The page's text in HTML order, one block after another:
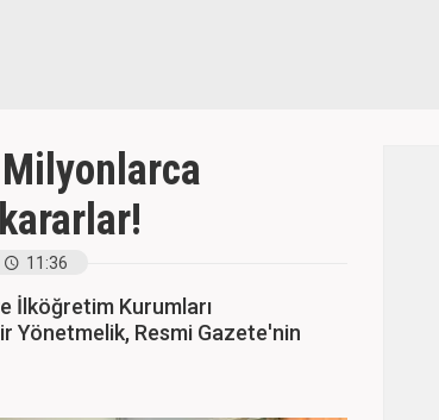
11:36
İlköğretim Kurumları
Yönetmelik, Resmi Gazete'nin